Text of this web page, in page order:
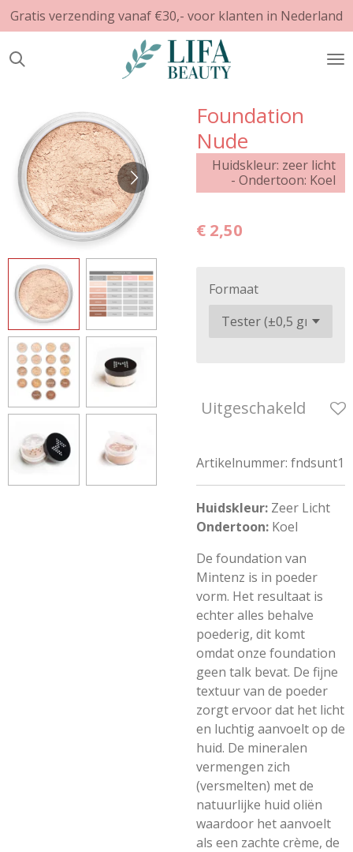
Ga
direct
naar
Gratis verzending vanaf €30,- voor klanten in Nederland
Foundation
Nude
Huidskleur: zeer licht
- Ondertoon: Koel
€ 2,50
Formaat
Uitgeschakeld
Artikelnummer: fndsunt1
Huidskleur: Zeer Licht
Ondertoon: Koel
De foundation van
Mintenz is in poeder
vorm. Het resultaat is
echter alles behalve
poederig, dit komt
omdat onze foundation
geen talk bevat. De fijne
textuur van de poeder
zorgt ervoor dat het licht
en luchtig aanvoelt op de
huid. De mineralen
vermengen zich
(versmelten) met de
natuurlijke huid oliën
waardoor het aanvoelt
als een zachte crème, de